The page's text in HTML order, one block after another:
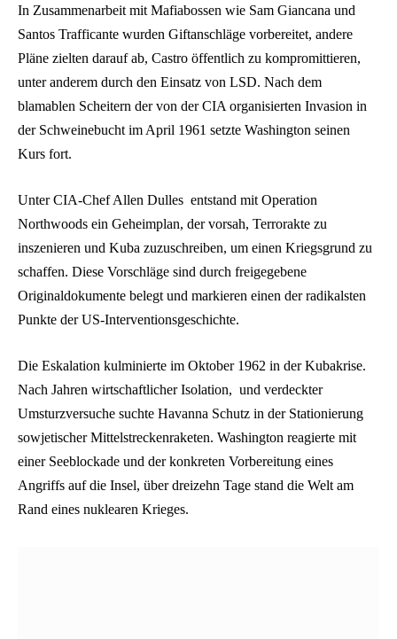
In Zusammenarbeit mit Mafiabossen wie Sam Giancana und
Santos Trafficante wurden Giftanschläge vorbereitet, andere
Pläne zielten darauf ab, Castro öffentlich zu kompromittieren,
unter anderem durch den Einsatz von LSD. Nach dem
blamablen Scheitern der von der CIA organisierten Invasion in
der Schweinebucht im April 1961 setzte Washington seinen
Kurs fort.
Unter CIA-Chef Allen Dulles entstand mit Operation
Northwoods ein Geheimplan, der vorsah, Terrorakte zu
inszenieren und Kuba zuzuschreiben, um einen Kriegsgrund zu
schaffen. Diese Vorschläge sind durch freigegebene
Originaldokumente belegt und markieren einen der radikalsten
Punkte der US-Interventionsgeschichte.
Die Eskalation kulminierte im Oktober 1962 in der Kubakrise.
Nach Jahren wirtschaftlicher Isolation, und verdeckter
Umsturzversuche suchte Havanna Schutz in der Stationierung
sowjetischer Mittelstreckenraketen. Washington reagierte mit
einer Seeblockade und der konkreten Vorbereitung eines
Angriffs auf die Insel, über dreizehn Tage stand die Welt am
Rand eines nuklearen Krieges.